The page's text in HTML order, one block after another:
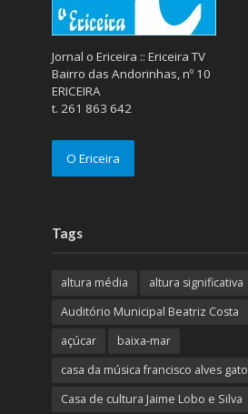
Jornal o Ericeira :: Ericeira TV
Bairro das Andorinhas, nº 10
ERICEIRA
t. 261 863 642
O Ericeira
Tags
altura média altura significativa
Auditório Municipal Beatriz Costa
açúcar
baixa-mar
casa da música francisco alves gato
Casa de cultura Jaime Lobo e Silva